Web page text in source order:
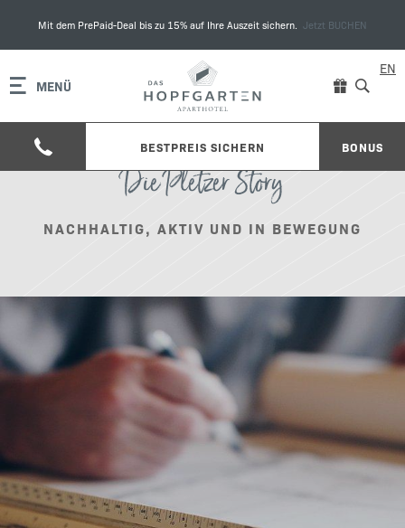
Mit dem PrePaid-Deal bis zu 15% auf Ihre Auszeit sichern. Jetzt BUCHEN
MENÜ
BESTPREIS SICHERN BONUS
EN
Die Pletzer Story
NACHHALTIG, AKTIV UND IN BEWEGUNG